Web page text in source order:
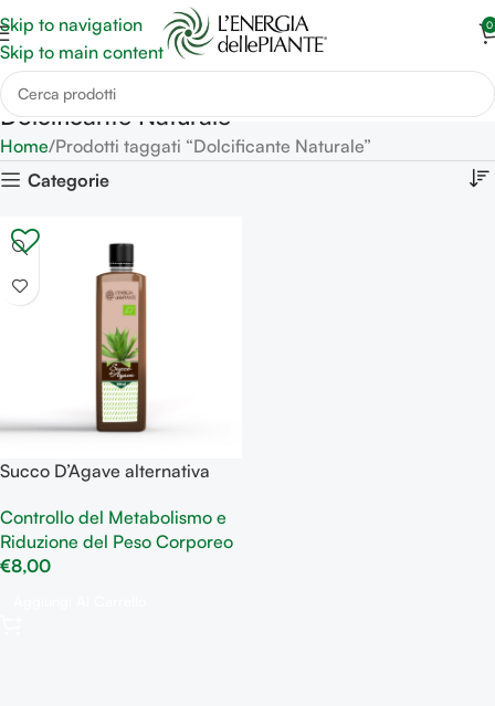
Skip to navigation
Skip to main content
0
Dolcificante Naturale
Home Prodotti taggati “Dolcificante Naturale”
Categorie
Succo D’Agave alternativa
Controllo del Metabolismo e
Riduzione del Peso Corporeo
€8,00